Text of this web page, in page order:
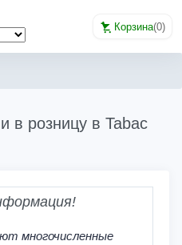
Корзина(0)
в розницу в Tabac
многочисленные